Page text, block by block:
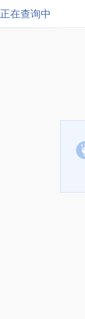
正在查询中